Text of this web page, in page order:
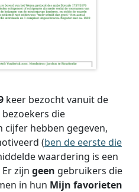
keer bezocht vanuit de
bezoekers die
cijfer hebben gegeven,
(ben de eerste die
waardering is een
Er zijn geen gebruikers die
in hun Mijn favorieten